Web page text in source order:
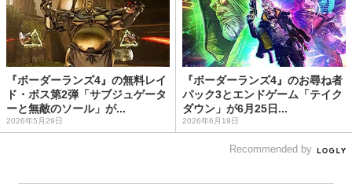
『ボーダーランズ4』の無料レイ
ド・ボス第2弾「サブジュゲータ
ーと無敵のソール」が...
2026年5月29日
『ボーダーランズ4』のお尋ね者
パック3とエンドゲーム「テイク
ダウン」が6月25日...
2026年6月19日
Recommended by